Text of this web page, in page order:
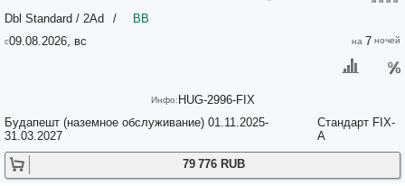
Butik Art Hotel 3*
Butik Life Guesthouse 3*+
Butterfly Home Danube 3*
Capital Guesthouse Budapest 3*
Carlton Hotel Buda Castle 4*
Carmen 3*
Carmen Mini Guest House 3*
09.08.2026, вс
Будапешт (наземное обслуживание) 01.11.2025-
31.03.2027
Стандарт FIX-
A
7
/ BB
Dbl Standard / 2Ad
79 776 RUB
HUG-2996-FIX